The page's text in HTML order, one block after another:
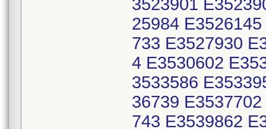
3523901
25984
733 E3527930
4 E3530602
3533586
36739
743 E3539862